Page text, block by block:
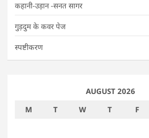
कहानी-उड़ान -सनत सागर
गुड़दुम के कवर पेज
स्पष्टीकरण
AUGUST 2026
M
T W T F